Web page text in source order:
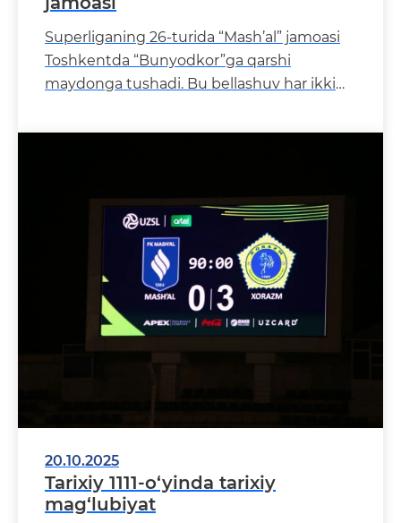
Superliganing 26-turida “Mash’al” jamoasi
Toshkentda “Bunyodkor”ga qarshi
maydonga tushadi. Bu bellashuv har ikki
20.10.2025
Tarixiy 1111-o‘yinda tarixiy
mag‘lubiyat